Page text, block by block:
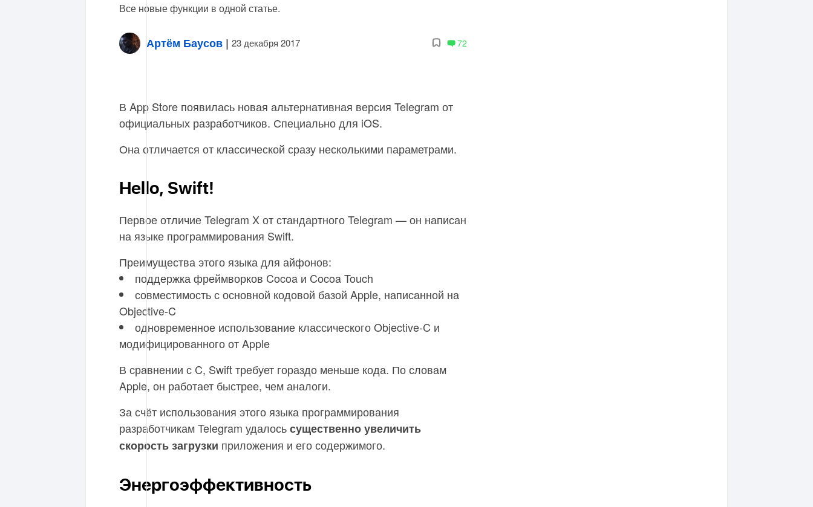
Все новые функции в одной статье.
Артём Баусов | 23 декабря 2017 72
В App Store появилась новая альтернативная версия Telegram от
официальных разработчиков. Специально для iOS.
Она отличается от классической сразу несколькими параметрами.
Hello, Swift!
Первое отличие Telegram X от стандартного Telegram — он написан
на языке программирования Swift.
Преимущества этого языка для айфонов:
поддержка фреймворков Cocoa и Cocoa Touch
совместимость с основной кодовой базой Apple, написанной на
Objective-C
одновременное использование классического Objective-C и
модифицированного от Apple
В сравнении с C, Swift требует гораздо меньше кода. По словам
Apple, он работает быстрее, чем аналоги.
За счёт использования этого языка программирования
разработчикам Telegram удалосьсущественно увеличить
скорость загрузки приложения и его содержимого.
Энергоэффективность